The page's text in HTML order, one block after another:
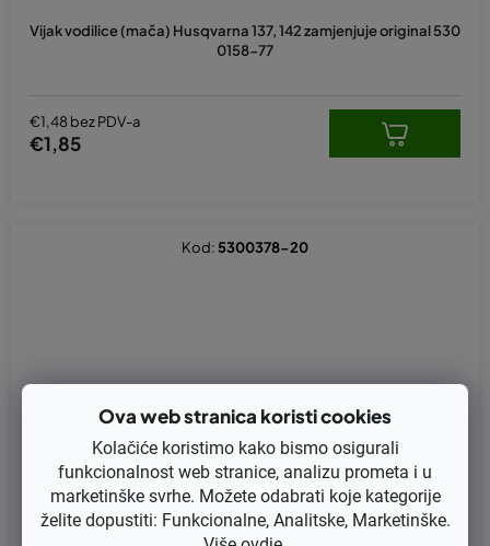
Ova web stranica koristi cookies
Kolačiće koristimo kako bismo osigurali
funkcionalnost web stranice, analizu prometa i u
marketinške svrhe. Možete odabrati koje kategorije
želite dopustiti: Funkcionalne, Analitske, Marketinške.
Vijak vodilice (mača) Husqvarna 137, 142 zamjenjuje original 530
0158-77
€1,48 bez PDV-a
€1,85
Kod: 5300378-20